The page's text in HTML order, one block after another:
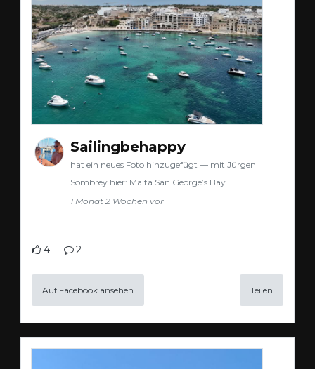
Sailingbehappy
hat ein neues Foto hinzugefügt — mit Jürgen
Sombrey hier: Malta San George’s Bay.
1 Monat 2 Wochen vor
4 2
Auf Facebook ansehen Teilen